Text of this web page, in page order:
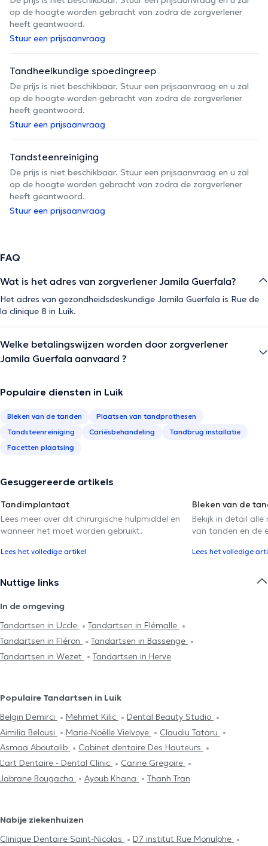
op de hoogte worden gebracht van zodra de zorgverlener
heeft geantwoord.
Stuur een prijsaanvraag
Tandheelkundige spoedingreep
De prijs is niet beschikbaar. Stuur een prijsaanvraag en u zal
op de hoogte worden gebracht van zodra de zorgverlener
heeft geantwoord.
Stuur een prijsaanvraag
Tandsteenreiniging
De prijs is niet beschikbaar. Stuur een prijsaanvraag en u zal
op de hoogte worden gebracht van zodra de zorgverlener
heeft geantwoord.
Stuur een prijsaanvraag
FAQ
Wat is het adres van zorgverlener Jamila Guerfala?
Het adres van gezondheidsdeskundige Jamila Guerfala is Rue de
la clinique 8 in Luik.
Welke betalingswijzen worden door zorgverlener
Jamila Guerfala aanvaard ?
Populaire diensten in Luik
Bleken van de tanden
Plaatsen van tandprothesen
Tandsteenreiniging
Cariësbehandeling
Tandbrug installatie
Facetten plaatsing
Gesuggereerde artikels
Tandimplantaat
Lees meer over dit chirurgische hulpmiddel en
wanneer het moet worden gebruikt.
Lees het volledige artikel
Bleken van de
Bekijk in detail
van tanden en de
Lees het volledige
Nuttige links
In de omgeving
Tandartsen in Uccle
Tandartsen in Flémalle
Tandartsen in Fléron
Tandartsen in Bassenge
Tandartsen in Wezet
Tandartsen in Herve
Populaire Tandartsen in Luik
Belgin Demirci
Mehmet Kilic
Dental Beauty Studio
Aimilia Belousi
Marie-Noëlle Vielvoye
Claudiu Tataru
Asmaa Aboutalib
Cabinet dentaire Des Hauteurs
L'art Dentaire - Dental Clinic
Carine Gregoire
Jabrane Bougacha
Ayoub Khana Thanh Tran
Nabije ziekenhuizen
Clinique Dentaire Saint-Nicolas
D7 institut Rue Monulphe